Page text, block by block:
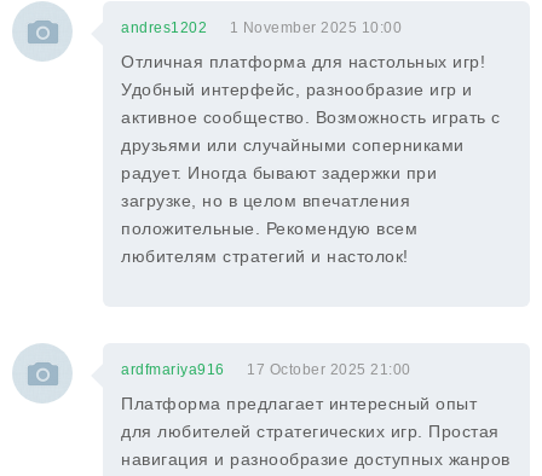
andres1202 1 November 2025 10:00
Отличная платформа для настольных игр!
Удобный интерфейс, разнообразие игр и
активное сообщество. Возможность играть с
друзьями или случайными соперниками
радует. Иногда бывают задержки при
загрузке, но в целом впечатления
положительные. Рекомендую всем
любителям стратегий и настолок!
ardfmariya916 17 October 2025 21:00
Платформа предлагает интересный опыт
для любителей стратегических игр. Простая
навигация и разнообразие доступных жанров